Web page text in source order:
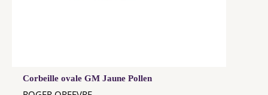
Corbeille ovale GM Jaune Pollen